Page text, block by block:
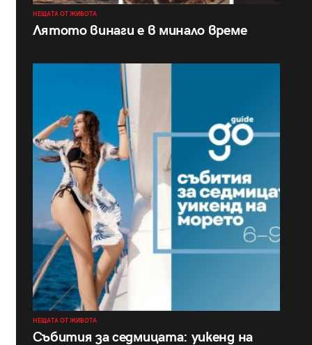
НЕЩАТА ОТ ЖИВОТА
Лятото винаги е в минало време
НЕЩАТА ОТ ЖИВОТА
Събития за седмицата: уикенд на